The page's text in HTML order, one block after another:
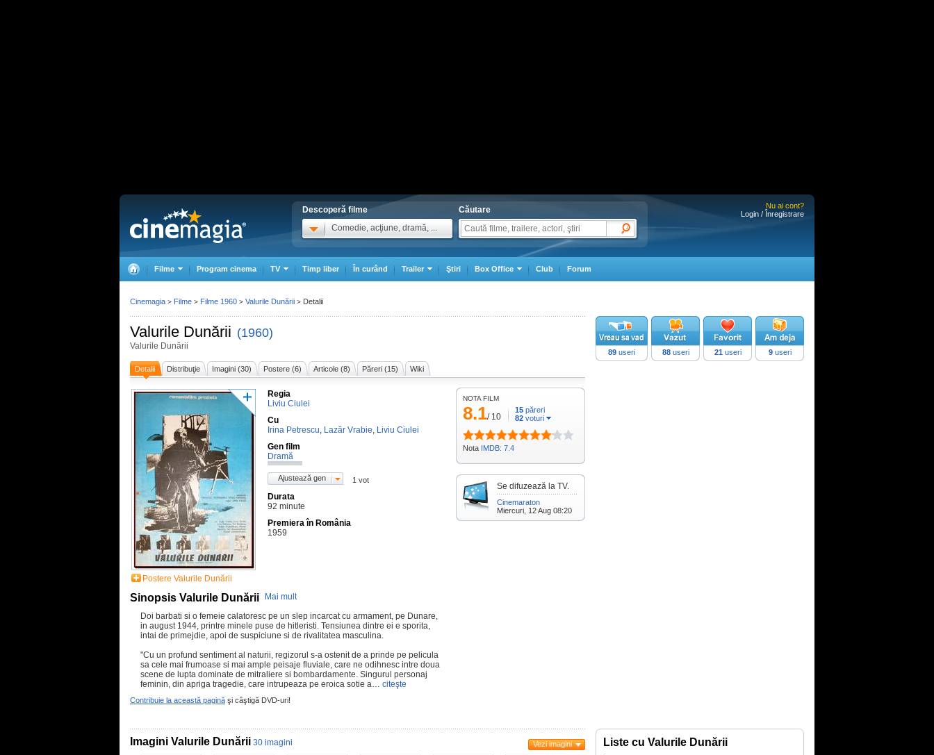
Descoperă filme
Comedie, acţiune, dramă, ...
Căutare
Nu ai cont?
Login / Înregistrare
Filme Program cinema TV Timp liber În curând Trailer Ştiri Box Office Club Forum
Valurile Dunării (1960)
Valurile Dunării
Detalii Distribuţie Imagini (30) Postere (6) Articole (8) Păreri (15) Wiki
Postere Valurile Dunării
Regia
Liviu Ciulei
Cu
Irina Petrescu, Lazăr Vrabie, Liviu Ciulei
Gen film
Dramă
Ajustează gen 1 vot
Durata
92 minute
Premiera în România
1959
Sinopsis Valurile Dunării
Mai mult
Doi barbati si o femeie calatoresc pe un slep incarcat cu armament, pe Dunare,
in august 1944, printre minele puse de hitleristi. Tensiunea dintre ei e sporita,
intai de primejdie, apoi de suspiciune si de rivalitatea masculina.
"Cu un profund sentiment al naturii, regizorul s-a ostenit de a prinde pe pelicula
sa cele mai frumoase si mai ample peisaje fluviale, care ne odihnesc intre doua
scene de lupta dominate de mitraliere si bombardamente. Singurul personaj
feminin, din apriga tragedie, care intrupeaza pe eroica sotie a… citeşte
Contribuie la această pagină şi câştigă DVD-uri!
NOTA FILM
8.1/ 10
15 păreri
82 voturi
Nota IMDB: 7.4
Se difuzează la TV.
Cinemaraton
Miercuri, 12 Aug 08:20
89 useri 88useri 21 useri 9useri
Imagini Valurile Dunării 30 imagini Vezi imagini Liste cu Valurile Dunării
Cinemagia > Filme > Filme 1960 > Valurile Dunării > Detalii